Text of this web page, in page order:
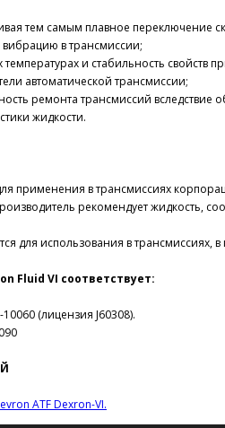
тем самым плавное переключение
в трансмиссии;
температурах и стабильность свойств
автоматической трансмиссии;
ремонта трансмиссий
жидкости.
применения в трансмиссиях
рекомендует жидкость,
для использования в
Fluid VI соответствует:
10060 (лицензия J60308).